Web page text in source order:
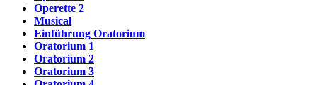
Operette 2
Musical
Einführung Oratorium
Oratorium 1
Oratorium 2
Oratorium 3